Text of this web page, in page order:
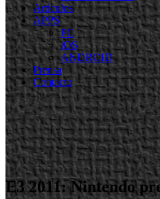
Artículos
APPS
PC
iOS
ANDROID
Prensa
Contacto
E3 2011: Nintendo